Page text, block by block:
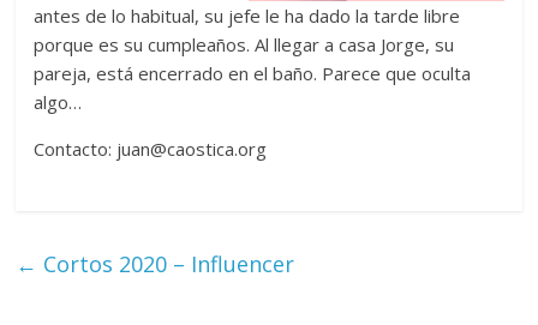
antes de lo habitual, su jefe le ha dado la tarde libre
porque es su cumpleaños. Al llegar a casa Jorge, su
pareja, está encerrado en el baño. Parece que oculta
algo…
Contacto: juan@caostica.org
← Cortos 2020 – Influencer